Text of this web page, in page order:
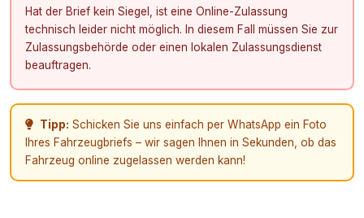
Hat der Brief kein Siegel, ist eine Online-Zulassung
technisch leider nicht möglich. In diesem Fall müssen Sie zur
Zulassungsbehörde oder einen lokalen Zulassungsdienst
beauftragen.
Tipp: Schicken Sie uns einfach per WhatsApp ein Foto
Ihres Fahrzeugbriefs – wir sagen Ihnen in Sekunden, ob das
Fahrzeug online zugelassen werden kann!